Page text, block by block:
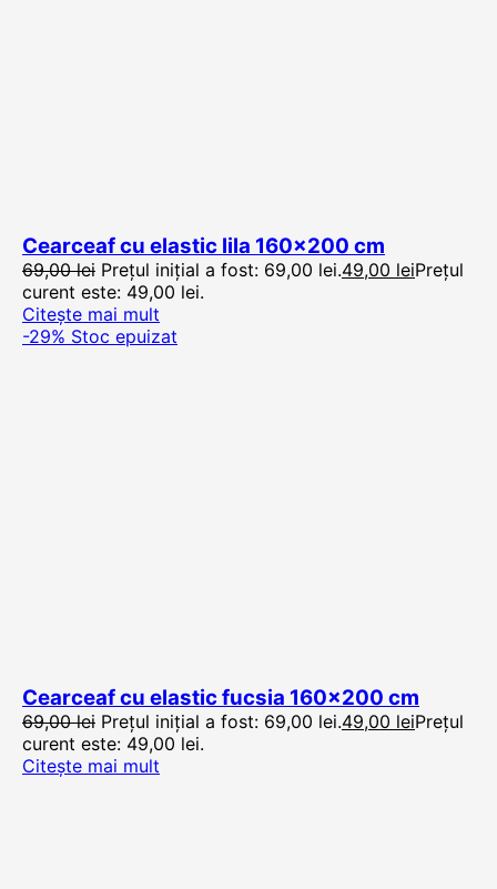
Cearceaf cu elastic lila 160×200 cm
69,00lei Prețul inițial a fost: 69,00 lei.49,00 leiPrețul
curent este: 49,00 lei.
Citește mai mult
-29% Stoc epuizat
Cearceaf cu elastic fucsia 160×200 cm
69,00lei Prețul inițial a fost: 69,00 lei.49,00 leiPrețul
curent este: 49,00 lei.
Citește mai mult